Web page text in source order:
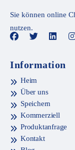
Sie können online
nutzen.
Information
Heim
Über uns
Speichern
Kommerziell
Produktanfrage
Kontakt